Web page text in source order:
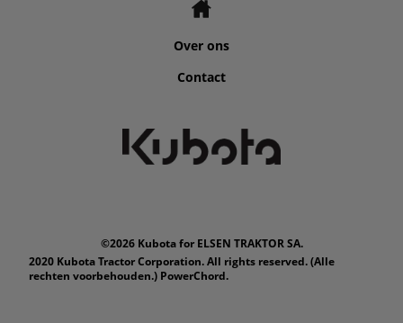
Over ons
Contact
©2026 Kubota for ELSEN TRAKTOR SA.
2020 Kubota Tractor Corporation. All rights reserved. (Alle
rechten voorbehouden.) PowerChord.